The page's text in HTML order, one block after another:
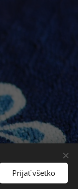
Prijať všetko